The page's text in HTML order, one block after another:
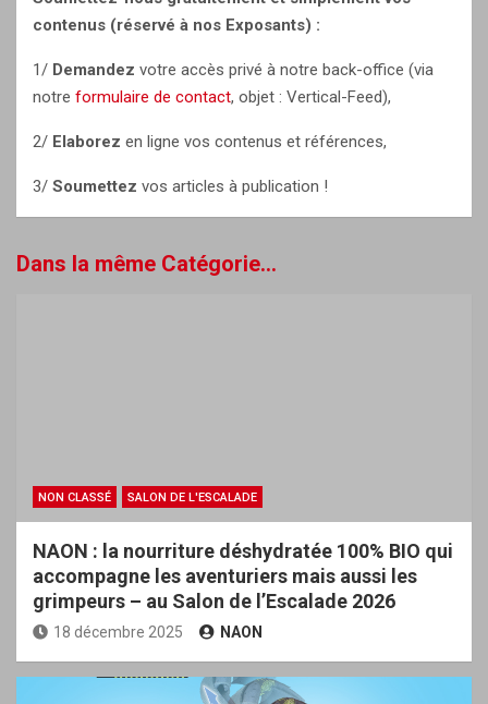
contenus (réservé à nos Exposants) :
1/ Demandez votre accès privé à notre back-office (via
notre formulaire de contact, objet : Vertical-Feed),
2/ Elaborez en ligne vos contenus et références,
3/ Soumettez vos articles à publication !
Dans la même Catégorie...
NON CLASSÉ SALON DE L'ESCALADE
NAON : la nourriture déshydratée 100% BIO qui
accompagne les aventuriers mais aussi les
grimpeurs – au Salon de l’Escalade 2026
18 décembre 2025 NAON